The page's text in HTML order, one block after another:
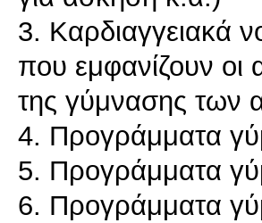
3. Καρδιαγγειακά
που εμφανίζουν οι
της γύμνασης των
4. Προγράμματα
5. Προγράμματα
6. Προγράμματα